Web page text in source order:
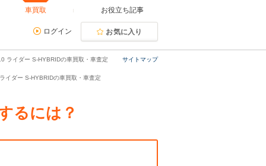
車買取 お役立ち記事
ログイン お気に入り
サイトマップ
ライダー S-HYBRIDの車買取・車査定
イダー S-HYBRIDの車買取・車査定
るには？